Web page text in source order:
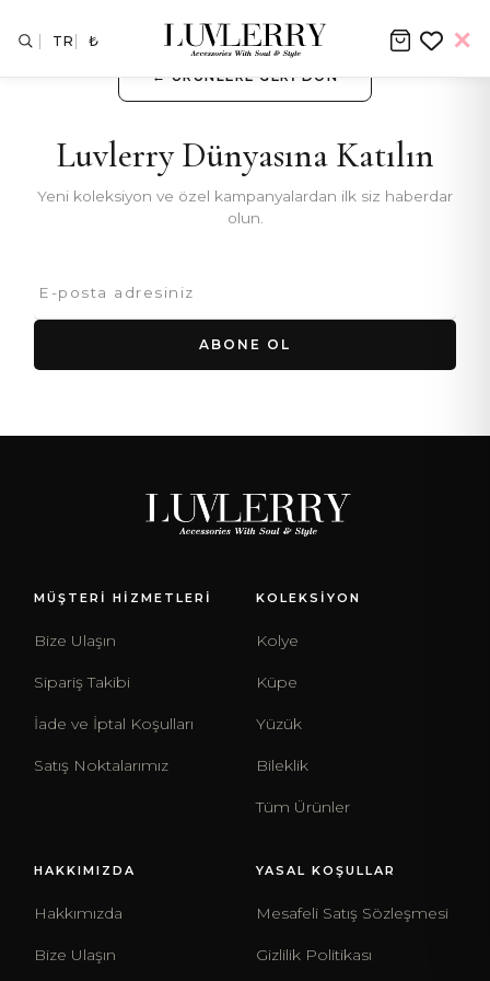
← ÜRÜNLERE GERI DÖN
Luvlerry Dünyasına Katılın
Yeni koleksiyon ve özel kampanyalardan ilk siz haberdar
olun.
ABONE OL
MÜŞTERİ HİZMETLERİ
Bize Ulaşın
Sipariş Takibi
İade ve İptal Koşulları
Satış Noktalarımız
KOLEKSİYON
Kolye
Küpe
Yüzük
Bileklik
Tüm Ürünler
HAKKIMIZDA
Hakkımızda
Bize Ulaşın
YASAL KOŞULLAR
Mesafeli Satış Sözleşmesi
Gizlilik Politikası
TR ₺